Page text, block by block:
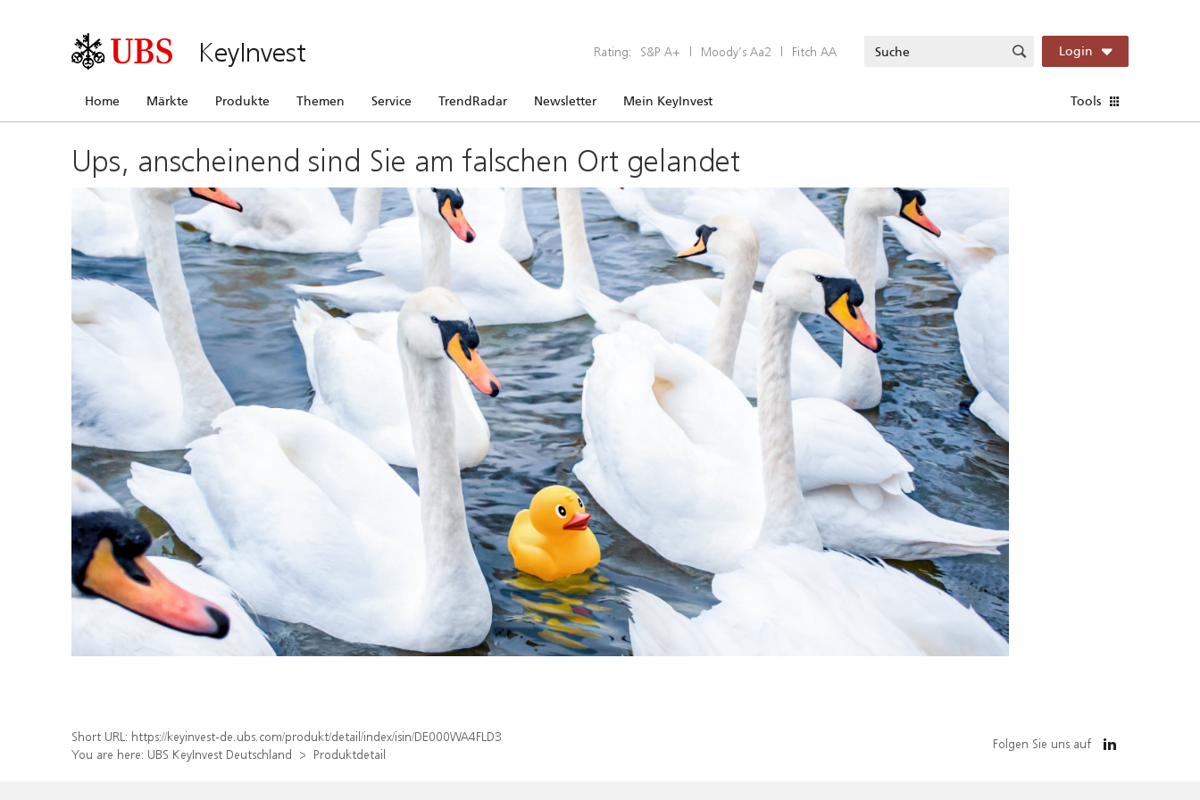
KeyInvest Rating: S&P A+ | Moody’s Aa2 | Fitch AA Login
Home Märkte Produkte Themen Service TrendRadar Newsletter Mein KeyInvest Tools
Ups, anscheinend sind Sie am falschen Ort gelandet
Short URL: https://keyinvest-de.ubs.com/produkt/detail/index/isin/DE000WA4FLD3
You are here: UBS KeyInvest Deutschland Produktdetail
Folgen Sie uns auf